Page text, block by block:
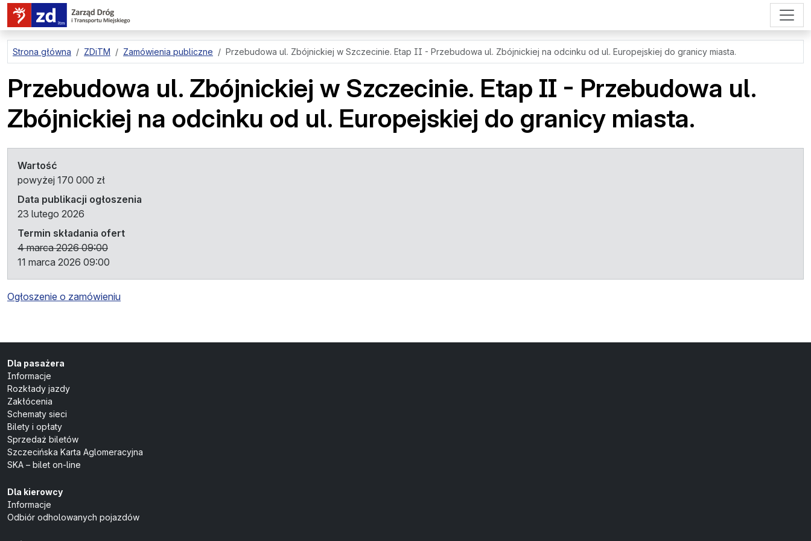
przejdź do treści strony
Strona główna ZDiTM Zamówienia publiczne Przebudowa ul. Zbójnickiej w Szczecinie. Etap II - Przebudowa ul. Zbójnickiej na odcinku od ul. Europejskiej do granicy miasta.
Przebudowa ul. Zbójnickiej w Szczecinie. Etap II - Przebudowa ul.
Zbójnickiej na odcinku od ul. Europejskiej do granicy miasta.
Wartość
powyżej 170 000 zł
Data publikacji ogłoszenia
23 lutego 2026
Termin składania ofert
4 marca 2026 09:00
11 marca 2026 09:00
Ogłoszenie o zamówieniu
Dla pasażera
Informacje
Rozkłady jazdy
Zakłócenia
Schematy sieci
Bilety i opłaty
Sprzedaż biletów
Szczecińska Karta Aglomeracyjna
SKA – bilet on-line
Dla kierowcy
Informacje
Odbiór odholowanych pojazdów